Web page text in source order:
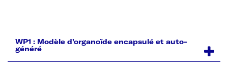
WP1 : Modèle d'organoïde encapsulé et auto-
généré